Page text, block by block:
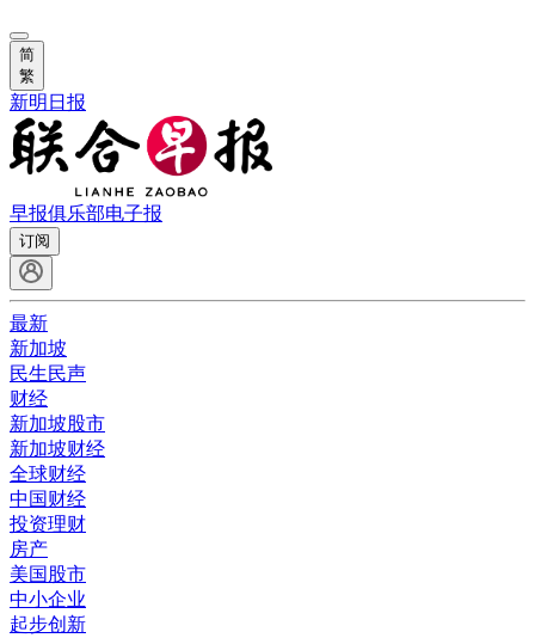
简
繁
新明日报
早报俱乐部电子报
订阅
最新
新加坡
民生民声
财经
新加坡股市
新加坡财经
全球财经
中国财经
投资理财
房产
美国股市
中小企业
起步创新